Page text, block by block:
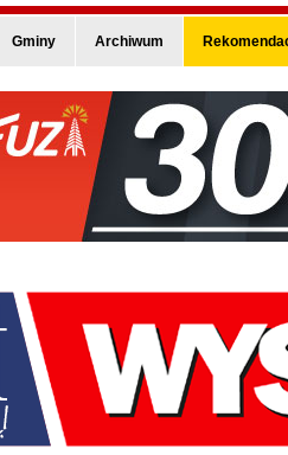
Gminy Archiwum